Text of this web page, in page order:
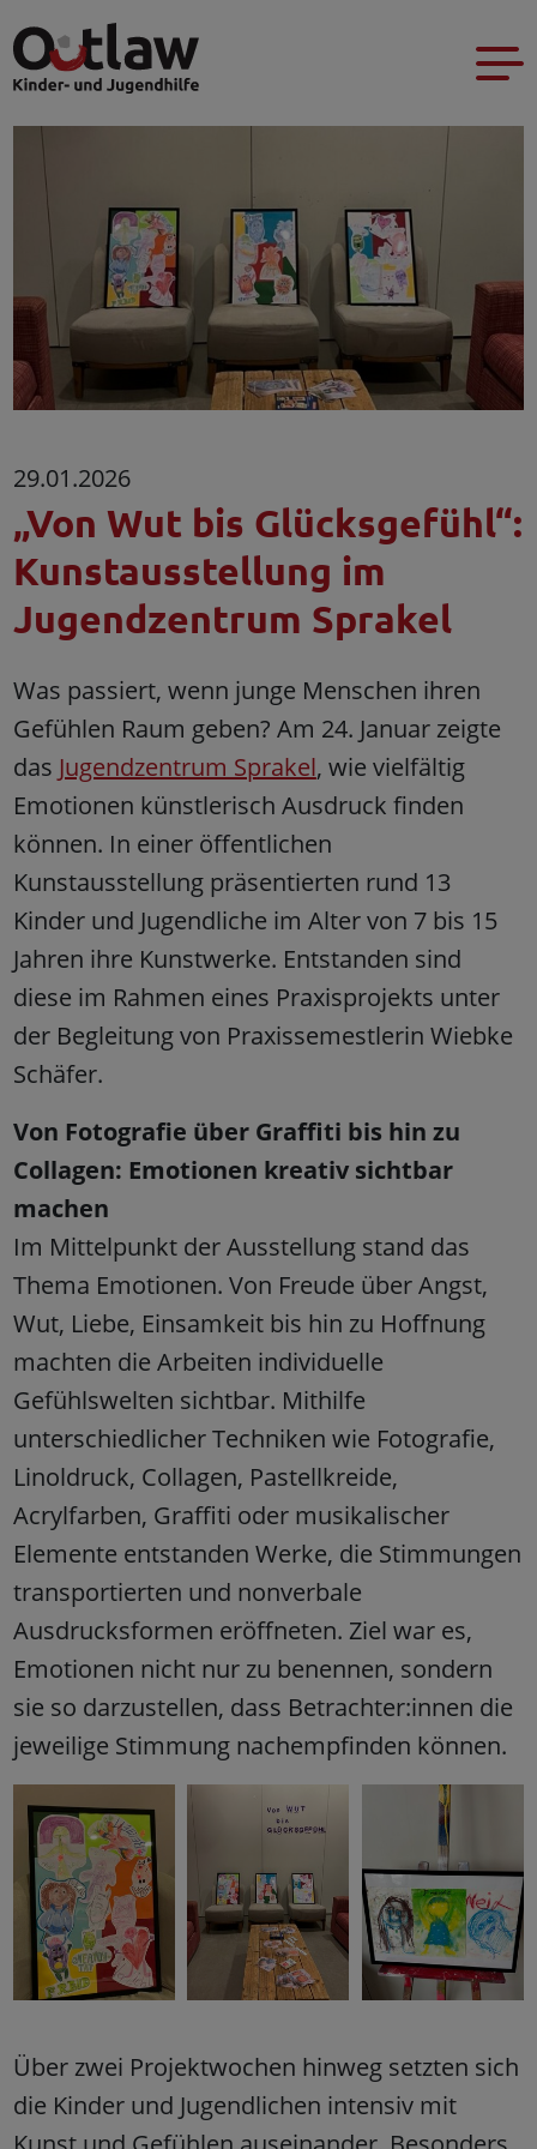
29.01.2026
„Von Wut bis Glücksgefühl“:
Kunstausstellung im
Jugendzentrum Sprakel
Was passiert, wenn junge Menschen ihren
Gefühlen Raum geben? Am 24. Januar zeigte
das Jugendzentrum Sprakel, wie vielfältig
Emotionen künstlerisch Ausdruck finden
können. In einer öffentlichen
Kunstausstellung präsentierten rund 13
Kinder und Jugendliche im Alter von 7 bis 15
Jahren ihre Kunstwerke. Entstanden sind
diese im Rahmen eines Praxisprojekts unter
der Begleitung von Praxissemestlerin Wiebke
Schäfer.
Von Fotografie über Graffiti bis hin zu
Collagen: Emotionen kreativ sichtbar
machen
Im Mittelpunkt der Ausstellung stand das
Thema Emotionen. Von Freude über Angst,
Wut, Liebe, Einsamkeit bis hin zu Hoffnung
machten die Arbeiten individuelle
Gefühlswelten sichtbar. Mithilfe
unterschiedlicher Techniken wie Fotografie,
Linoldruck, Collagen, Pastellkreide,
Acrylfarben, Graffiti oder musikalischer
Elemente entstanden Werke, die Stimmungen
transportierten und nonverbale
Ausdrucksformen eröffneten. Ziel war es,
Emotionen nicht nur zu benennen, sondern
sie so darzustellen, dass Betrachter:innen die
jeweilige Stimmung nachempfinden können.
Über zwei Projektwochen hinweg setzten sich
die Kinder und Jugendlichen intensiv mit